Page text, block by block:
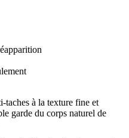
à la texture fine et
garde du corps naturel de